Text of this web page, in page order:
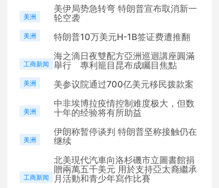
美洲
美伊局势急转弯 特朗普宣布取消新一
轮空袭
美洲 特朗普10万美元H-1B签证费遭推翻
工商新闻
海之滴日夜雙配方亞洲巡迴講座圓滿
舉行 專利籠目昆布成矚目焦點
美洲 美参议院通过700亿美元移民拨款案
美洲
中非埃博拉疫情控制难度极大，但数
十年的经验将有所助益
美洲
伊朗称暂停谈判 特朗普坚称接触仍在
继续
工商新闻
北美現代汽車向洛杉磯市立圖書館捐
贈兩萬五千美元 用於支持亞太裔繼承
月活動和青少年寫作比賽